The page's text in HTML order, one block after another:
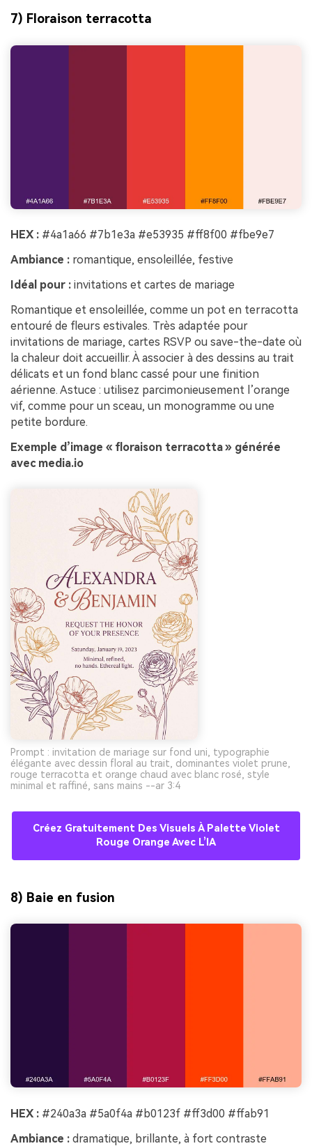
7) Floraison terracotta
HEX : #4a1a66 #7b1e3a #e53935 #ff8f00 #fbe9e7
Ambiance : romantique, ensoleillée, festive
Idéal pour : invitations et cartes de mariage
Romantique et ensoleillée, comme un pot en terracotta
entouré de fleurs estivales. Très adaptée pour
invitations de mariage, cartes RSVP ou save-the-date où
la chaleur doit accueillir. À associer à des dessins au trait
délicats et un fond blanc cassé pour une finition
aérienne. Astuce : utilisez parcimonieusement l’orange
vif, comme pour un sceau, un monogramme ou une
petite bordure.
Exemple d’image « floraison terracotta » générée
avec media.io
Prompt : invitation de mariage sur fond uni, typographie
élégante avec dessin floral au trait, dominantes violet prune,
rouge terracotta et orange chaud avec blanc rosé, style
minimal et raffiné, sans mains --ar 3:4
Créez Gratuitement Des Visuels À Palette Violet
Rouge Orange Avec L’IA
8) Baie en fusion
HEX : #240a3a #5a0f4a #b0123f #ff3d00 #ffab91
Ambiance : dramatique, brillante, à fort contraste